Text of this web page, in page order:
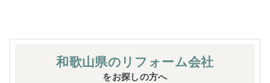
和歌山県の リフォーム会社
をお探しの方へ